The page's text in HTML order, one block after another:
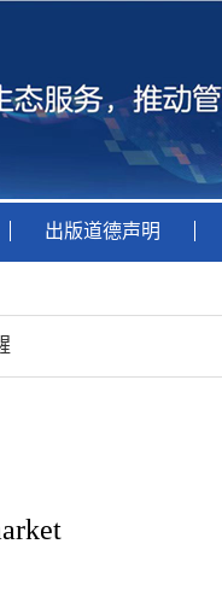
出版道德声明